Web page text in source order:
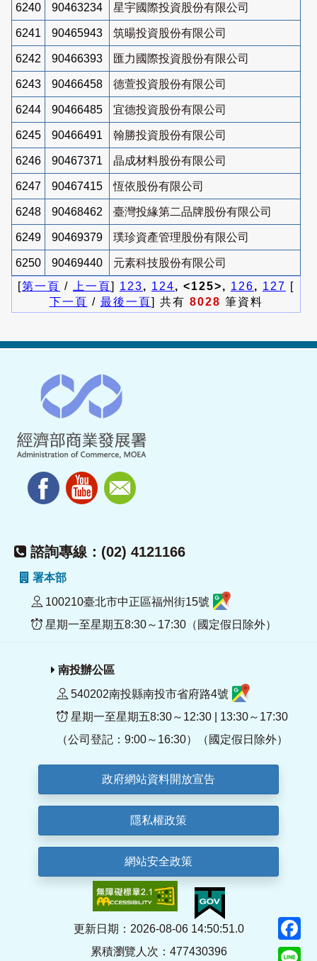
6240 90463234 星宇國際投資股份有限公司
6241 90465943 筑暘投資股份有限公司
6242 90466393 匯力國際投資股份有限公司
6243 90466458 德萱投資股份有限公司
6244 90466485 宜德投資股份有限公司
6245 90466491 翰勝投資股份有限公司
6246 90467371 晶成材料股份有限公司
6247 90467415 恆依股份有限公司
6248 90468462 臺灣投緣第二品牌股份有限公司
6249 90469379 璞珍資產管理股份有限公司
6250 90469440
元素科技股份有限公司
[第一頁 / 上一頁] 123, 124, <125>, 126, 127 [
下一頁 / 最後一頁] 共有 8028 筆資料
諮詢專線：(02) 4121166
署本部
100210臺北市中正區福州街15號
星期一至星期五8:30～17:30（國定假日除外）
南投辦公區
540202南投縣南投市省府路4號
星期一至星期五8:30～12:30 | 13:30～17:30
（公司登記：9:00～16:30）（國定假日除外）
政府網站資料開放宣告
隱私權政策
網站安全政策
更新日期：2026-08-06 14:50:51.0
累積瀏覽人次：477430396